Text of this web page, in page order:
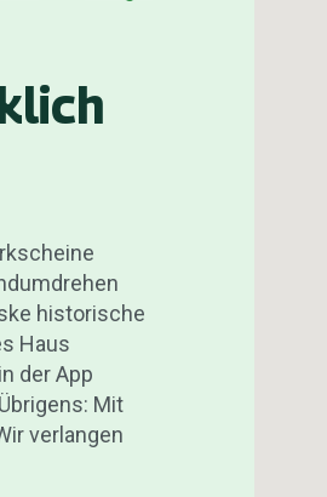
historische
Haus
der App
Mit
verlangen